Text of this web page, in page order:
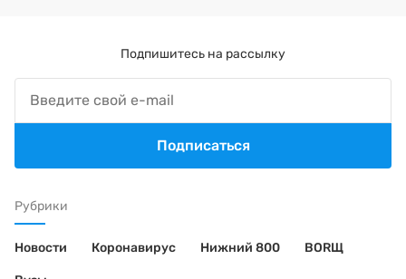
Рубрики
Новости Коронавирус Нижний 800 BORЩ
Подпишитесь на рассылку
Подписаться